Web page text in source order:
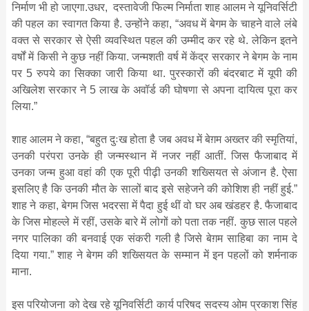
निर्माण भी हो जाएगा.उधर, दस्तावेजी फिल्म निर्माता शाह आलम ने यूनिवर्सिटी
की पहल का स्वागत किया है. उन्होंने कहा, “अवध में बेगम के चाहने वाले लंबे
वक्त से सरकार से ऐसी व्यवस्थित पहल की उम्मीद कर रहे थे. लेकिन इतने
वर्षों में किसी ने कुछ नहीं किया. जन्मशती वर्ष में केंद्र सरकार ने बेगम के नाम
पर 5 रुपये का सिक्का जारी किया था. पुरस्कारों की बंदरबाट में यूपी की
अखिलेश सरकार ने 5 लाख के अवॉर्ड की घोषणा से अपना दायित्व पूरा कर
लिया.”
शाह आलम ने कहा, “बहुत दुःख होता है जब अवध में बेग़म अख्तर की स्मृतियां,
उनकी परंपरा उनके ही जन्मस्थान में नजर नहीं आतीं. जिस फैजाबाद में
उनका जन्म हुआ वहां की एक पूरी पीढ़ी उनकी शख्सियत से अंजान है. ऐसा
इसलिए है कि उनकी मौत के सालों बाद इसे सहेजने की कोशिश ही नहीं हुई.”
शाह ने कहा, बेगम जिस भदरसा में पैदा हुई थीं वो घर अब खंडहर है. फैजाबाद
के जिस मोहल्ले में रहीं, उसके बारे में लोगों को पता तक नहीं. कुछ साल पहले
नगर पालिका की बनवाई एक संकरी गली है जिसे बेग़म साहिबा का नाम दे
दिया गया.” शाह ने बेगम की शख्सियत के सम्मान में इन पहलों को शर्मनाक
माना.
इस परियोजना को देख रहे यूनिवर्सिटी कार्य परिषद सदस्य ओम प्रकाश सिंह